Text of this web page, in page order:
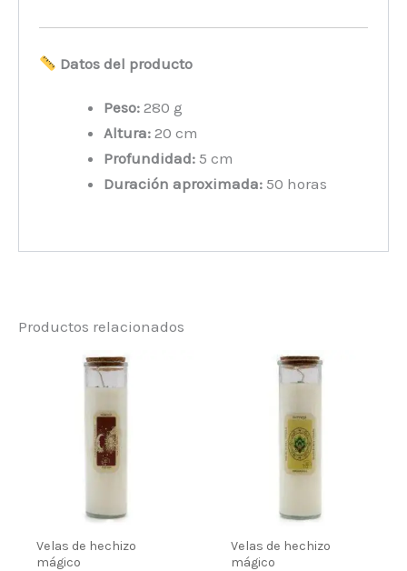
Datos del producto
Peso: 280 g
Altura: 20 cm
Profundidad: 5 cm
Duración aproximada: 50 horas
Productos relacionados
Velas de hechizo
mágico
Velas de hechizo
mágico